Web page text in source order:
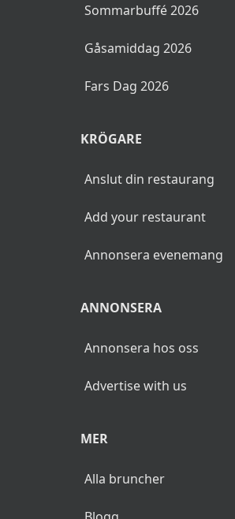
Sommarbuffé 2026
Gåsamiddag 2026
Fars Dag 2026
KRÖGARE
Anslut din restaurang
Add your restaurant
Annonsera evenemang
ANNONSERA
Annonsera hos oss
Advertise with us
MER
Alla bruncher